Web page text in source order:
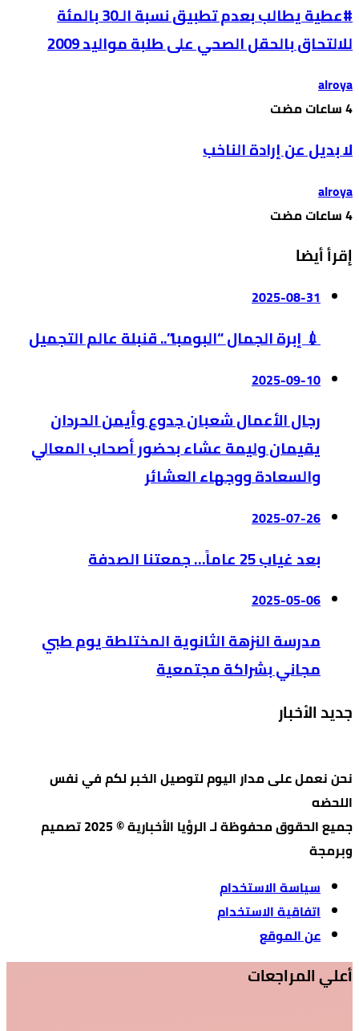
#عطية يطالب بعدم تطبيق نسبة الـ30 بالمئة
للالتحاق بالحقل الصحي على طلبة مواليد 2009
alroya
لا بديل عن إرادة الناخب
alroya
إقرأ أيضا
2025-08-31
💉 إبرة الجمال “البومبا”.. قنبلة عالم التجميل
2025-09-10
رجال الأعمال شعبان جدوع وأيمن الحردان
يقيمان وليمة عشاء بحضور أصحاب المعالي
والسعادة ووجهاء العشائر
2025-07-26
بعد غياب 25 عاماً… جمعتنا الصدفة
2025-05-06
مدرسة النزهة الثانوية المختلطة يوم طبي
مجاني بشراكة مجتمعية
جديد الأخبار
نحن نعمل على مدار اليوم لتوصيل الخبر لكم في نفس
اللحضه
جميع الحقوق محفوظة لـ الرؤيا الأخبارية © 2025 تصميم
وبرمجة
سياسة الاستخدام
اتفاقية الاستخدام
عن الموقع
أعلي المراجعات